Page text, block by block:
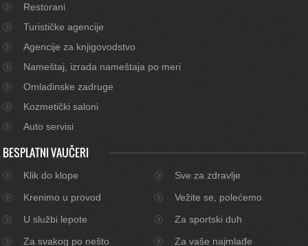
Restorani
Turističke agencije
Agencije za knjigovodstvo
Nameštaj, izrada nameštaja po meri
Omladinske zadruge
Kozmetički saloni
Auto servisi
BESPLATNI VAUČERI
Klik do klope
Sve za zdravlje
Krenimo u provod
Vežite se, polećemo
U službi lepote
Za sportski duh
Za svakog po nešto
Za vaše najmlađe